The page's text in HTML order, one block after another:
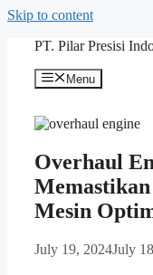
Skip to content
PT. Pilar Presisi
Menu
Overhaul
Mesin
July 19, 2024July